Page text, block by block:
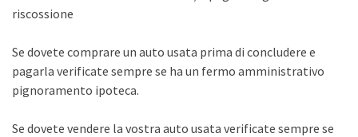
riscossione
Se dovete comprare un auto usata prima di concludere e
pagarla verificate sempre se ha un fermo amministrativo
pignoramento ipoteca.
Se dovete vendere la vostra auto usata verificate sempre se